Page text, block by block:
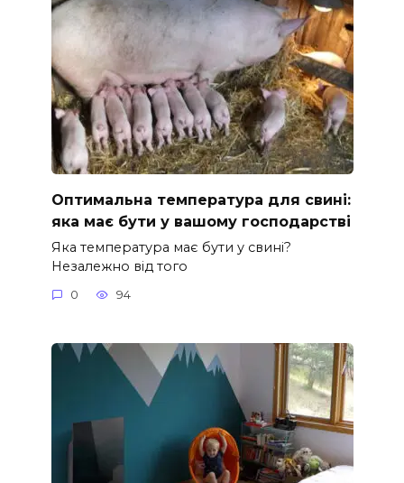
Оптимальна температура для свині:
яка має бути у вашому господарстві
Яка температура має бути у свині?
Незалежно від того
0 94